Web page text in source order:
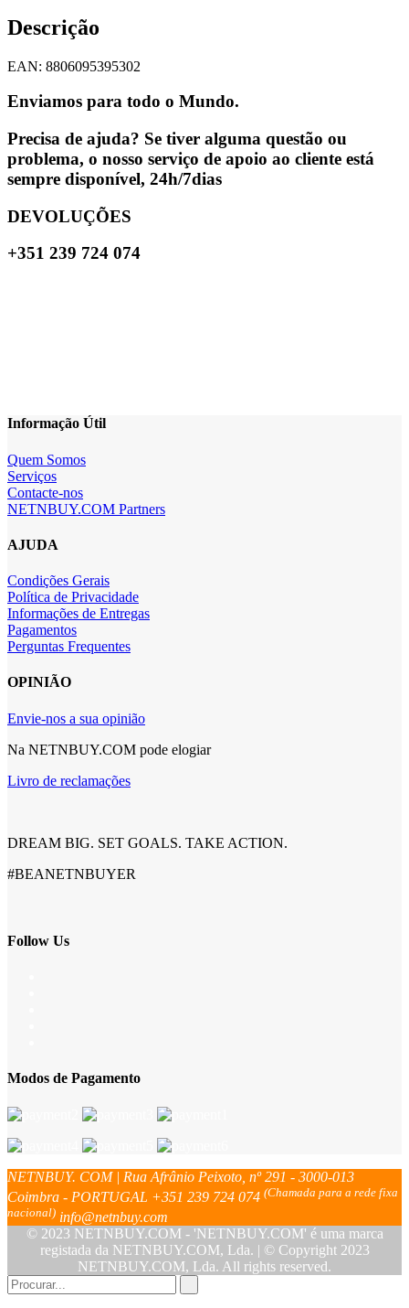
Descrição
EAN: 8806095395302
Enviamos para todo o Mundo.
Precisa de ajuda? Se tiver alguma questão ou
problema, o nosso serviço de apoio ao cliente está
sempre disponível, 24h/7dias
DEVOLUÇÕES
+351 239 724 074
Informação Útil
Quem Somos
Serviços
Contacte-nos
NETNBUY.COM Partners
AJUDA
Condições Gerais
Política de Privacidade
Informações de Entregas
Pagamentos
Perguntas Frequentes
OPINIÃO
Envie-nos a sua opinião
Na NETNBUY.COM pode elogiar
Livro de reclamações
DREAM BIG. SET GOALS. TAKE ACTION.
#BEANETNBUYER
Follow Us
Modos de Pagamento
NETNBUY. COM | Rua Afrânio Peixoto, nº 291 - 3000-013
Coimbra - PORTUGAL +351 239 724 074 (Chamada para a rede fixa
nacional) info@netnbuy.com
© 2023 NETNBUY.COM - 'NETNBUY.COM' é uma marca
registada da NETNBUY.COM, Lda. | © Copyright 2023
NETNBUY.COM, Lda. All rights reserved.